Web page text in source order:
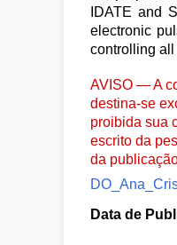
IDATE and
electronic
controlling all
AVISO — A
destina-se
proibida sua
escrito da
da
Data de